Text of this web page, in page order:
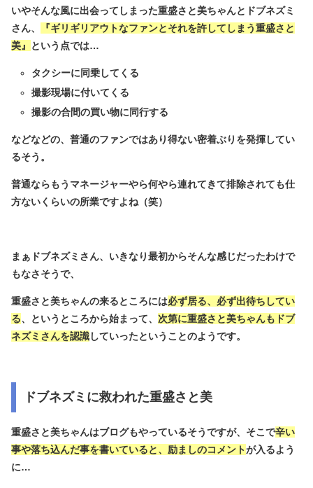
いやそんな風に出会ってしまった重盛さと美ちゃんとドブネズミ
さん、
『ギリギリアウトなファンとそれを許してしまう重盛さと
美』
という点では…
タクシーに同乗してくる
撮影現場に付いてくる
撮影の合間の買い物に同行する
などなどの、普通のファンではあり得ない密着ぶりを発揮してい
るそう。
普通ならもうマネージャーやら何やら連れてきて排除されても仕
方ないくらいの所業ですよね（笑）
まぁドブネズミさん、いきなり最初からそんな感じだったわけで
もなさそうで、
重盛さと美ちゃんの来るところには必ず居る、必ず出待ちしてい
る、というところから始まって、 次第に重盛さと美ちゃんもドブ
ネズミさんを認識していったということのようです。
ドブネズミに救われた重盛さと美
重盛さと美ちゃんはブログもやっているそうですが、そこで辛い
事や落ち込んだ事を書いていると、励ましのコメントが入るよう
に…